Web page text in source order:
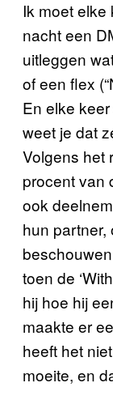
Ik moet elke
nacht een
uitleggen
of een flex
En elke
weet je dat
Volgens het
procent van
ook
hun partner,
toen de
hij hoe hij
maakte er
heeft het
moeite, en